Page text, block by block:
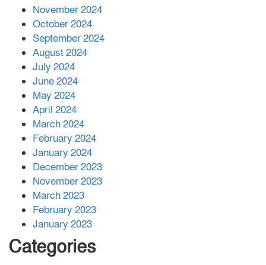
সহায়তা দিলেন সাচিং প্রু জেরী
November 2024
October 2024
September 2024
August 2024
July 2024
June 2024
May 2024
April 2024
March 2024
February 2024
January 2024
December 2023
November 2023
March 2023
February 2023
January 2023
Categories